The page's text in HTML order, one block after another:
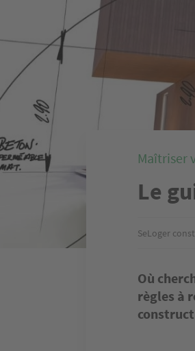
Maîtriser
Le
SeLoger
Où
règles à